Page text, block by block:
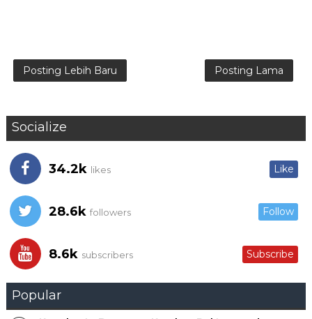
Posting Lebih Baru Posting Lama
Socialize
34.2k likes Like
28.6k followers Follow
8.6k subscribers Subscribe
Popular